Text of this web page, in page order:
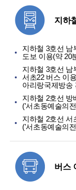
지하
지하철 3호선 남
도보 이용(약 20
지하철 3호선 남
서초22 버스 이
아리랑국제방송
지하철 2호선 방
('서초동예술의
지하철 2호선 서
('서초동예술의
버스